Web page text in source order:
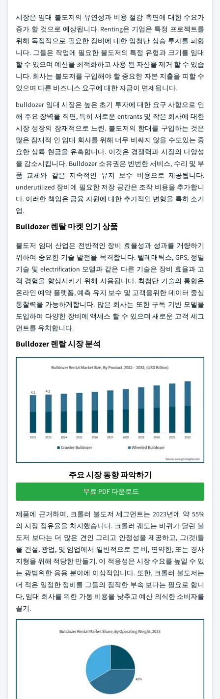
시장은 임대 불도저의 유연성과 비용 절감 측면에 대한 수요가
증가 할 것으로 예상됩니다. Renting은 기업은 특정 프로젝트를
위해 독점적으로 필요한 장비에 대한 엄청난 상승 투자를 피합
니다. 그들은 작업에 필요한 불도저의 특정 유형과 크기를 임대
할 수 있으며 예산을 최적화하고 사용 된 자산을 제거 할 수 있습
니다. 회사는 불도저를 구입해야 할 중요한 자본 지출을 피할 수
있으며 다른 비즈니스 요구에 대한 자금이 면제됩니다.
bulldozer 임대 시장은 높은 초기 투자에 대한 요구 사항으로 인
해 주요 장벽을 직면, 특히 새로운 entrants 및 작은 회사에 대한
시장 성장의 잠재적으로 느린. 불도저의 함대를 구입하는 것은
많은 잠재적 인 임대 회사를 위해 너무 비싸지 않을 수도있는 중
요한 상륙 현금을 유혹합니다. 이것은 경쟁력과 시장의 다양성
을 감소시킵니다. Bulldozer 소유권은 빈번한 서비스, 수리 및 부
품 교체와 같은 지속적인 유지 보수 비용으로 제공됩니다.
underutilized 장비에 필요한 저장 공간은 조작 비용을 추가합니
다. 이러한 책임은 금융 자원에 대한 추가적인 변형을 특히 소기
업.
Bulldozer 렌탈 마켓 인기 상품
불도저 임대 산업은 전반적인 장비 효율성과 성과를 개량하기
위하여 중요한 기술 발전을 목격합니다. 텔레매틱스, GPS, 정밀
기술 및 electrification 모델과 같은 다른 기술은 장비 효율과 고
객 경험을 향상시키기 위해 사용됩니다. 최첨단 기술의 통합은
온라인 예약 플랫폼, 예측 유지 보수 및 고객을위한 데이터 중심
통찰력을 가능하게합니다. 많은 회사는 또한 구독 기반 모델을
도입하여 다양한 장비에 액세스 할 수 있으며 새로운 고객 세그
먼트를 유치합니다.
Bulldozer 렌탈 시장 분석
주요 시장 동향 파악하기
무료 PDF 다운로드
제품에 근거하여, 크롤러 불도저 세그먼트는 2023년에 약 55%
의 시장 점유율을 차지했습니다. 크롤러 궤도는 바퀴가 달린 불
도저 보다는 더 많은 견인 그리고 안정성을 제공하고, 그(것)들
을 건설, 광업, 및 임업에서 일반적으로 본 비, 연약한, 또는 경사
지형을 위해 적당한 만들기. 이 적응성은 시장 수요를 높일 수 있
는 광범위한 응용 분야에 이상적입니다. 또한, 크롤러 불도저는
더 적은 일정한 정비를 그들의 짐작한 부속 보다는 필요로 합니
다, 임대 회사를 위한 가동 비용을 낮추고 예산 의식한 소비자를
끌기.